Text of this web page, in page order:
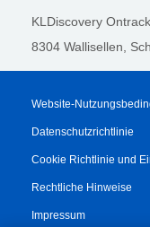
KLDiscovery
8304 Wallisellen,
Website-
Datenschutzrichtlinie
Cookie Richtlinie und
Rechtliche Hinweise
Impressum